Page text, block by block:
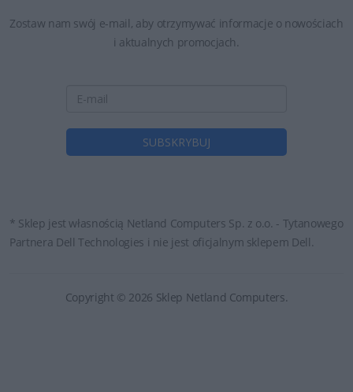
Zostaw nam swój e-mail, aby otrzymywać informacje o nowościach
i aktualnych promocjach.
* Sklep jest własnością Netland Computers Sp. z o.o. - Tytanowego
Partnera Dell Technologies i nie jest oficjalnym sklepem Dell.
Copyright © 2026 Sklep Netland Computers.